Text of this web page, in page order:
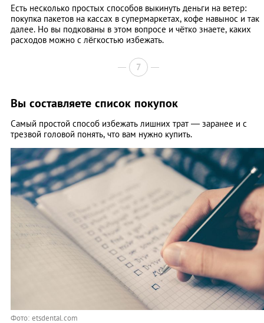
Есть несколько простых способов выкинуть деньги на ветер:
покупка пакетов на кассах в супермаркетах, кофе навынос и так
далее. Но вы подкованы в этом вопросе и чётко знаете, каких
расходов можно с лёгкостью избежать.
7
Вы составляете список покупок
Самый простой способ избежать лишних трат — заранее и с
трезвой головой понять, что вам нужно купить.
Фото: etsdental.com